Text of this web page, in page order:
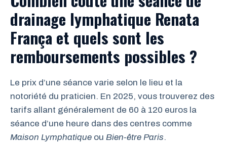
drainage lymphatique Renata
França et quels sont les
remboursements possibles ?
Le prix d’une séance varie selon le lieu et la
notoriété du praticien. En 2025, vous trouverez des
tarifs allant généralement de 60 à 120 euros la
séance d’une heure dans des centres comme
Maison Lymphatique ou Bien-être Paris.